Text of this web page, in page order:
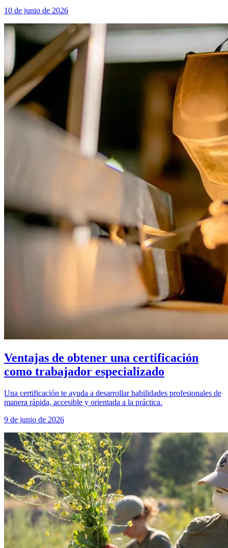
10 de junio de 2026
Ventajas de obtener una certificación
como trabajador especializado
Una certificación te ayuda a desarrollar habilidades profesionales de
manera rápida, accesible y orientada a la práctica.
9 de junio de 2026